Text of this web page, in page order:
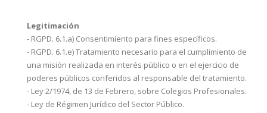
Legitimación
- RGPD. 6.1.a) Consentimiento para fines específicos.
- RGPD. 6.1.e) Tratamiento necesario para el cumplimiento de
una misión realizada en interés público o en el ejercicio de
poderes públicos conferidos al responsable del tratamiento.
- Ley 2/1974, de 13 de Febrero, sobre Colegios Profesionales.
- Ley de Régimen Jurídico del Sector Público.